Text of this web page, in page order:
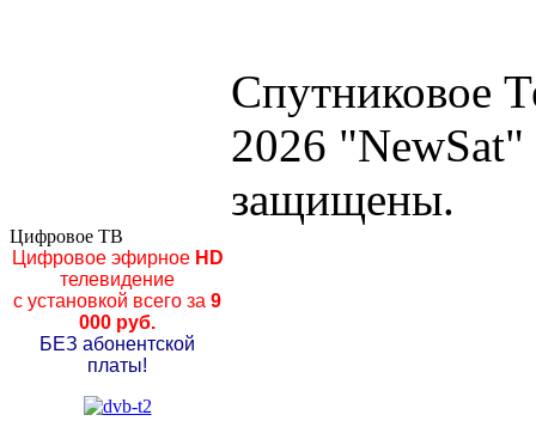
Спутниковое
2026
защищены.
Цифровое ТВ
Цифровое эфирноеHD
телевидение
с установкой всего за 9
000 руб.
БЕЗ абонентской
платы!